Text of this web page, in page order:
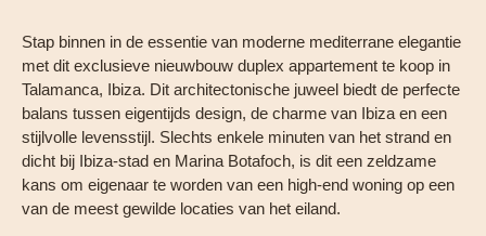
Stap binnen in de essentie van moderne mediterrane elegantie
met dit exclusieve nieuwbouw duplex appartement te koop in
Talamanca, Ibiza. Dit architectonische juweel biedt de perfecte
balans tussen eigentijds design, de charme van Ibiza en een
stijlvolle levensstijl. Slechts enkele minuten van het strand en
dicht bij Ibiza-stad en Marina Botafoch, is dit een zeldzame
kans om eigenaar te worden van een high-end woning op een
van de meest gewilde locaties van het eiland.